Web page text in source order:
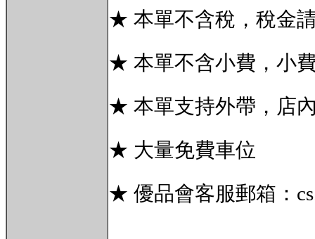
★本單不含稅，稅金
★本單不含小費，小
★ 本單支持外帶，店
★ 大量免費車位
★ 優品會客服郵箱：